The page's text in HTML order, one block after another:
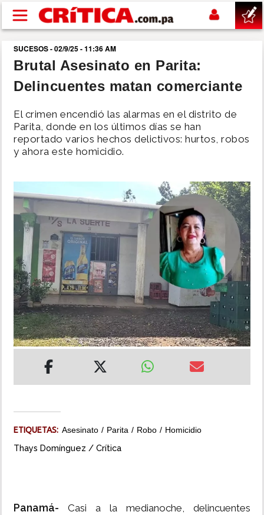
Pasar al contenido principal
buscar
SUCESOS
NACIONAL
POLÍTICA
DEPORTES
MUNDO
INSÓLITAS
MULTIMEDIA
SUCESOS - 02/9/25 - 11:36 AM
Brutal Asesinato en Parita:
Delincuentes matan comerciante
El crimen encendió las alarmas en el distrito de
Parita, donde en los últimos días se han
reportado varios hechos delictivos: hurtos, robos
y ahora este homicidio.
ETIQUETAS: Asesinato Parita Robo Homicidio
Thays Domínguez / Crítica
Panamá- Casi a la medianoche, delincuentes